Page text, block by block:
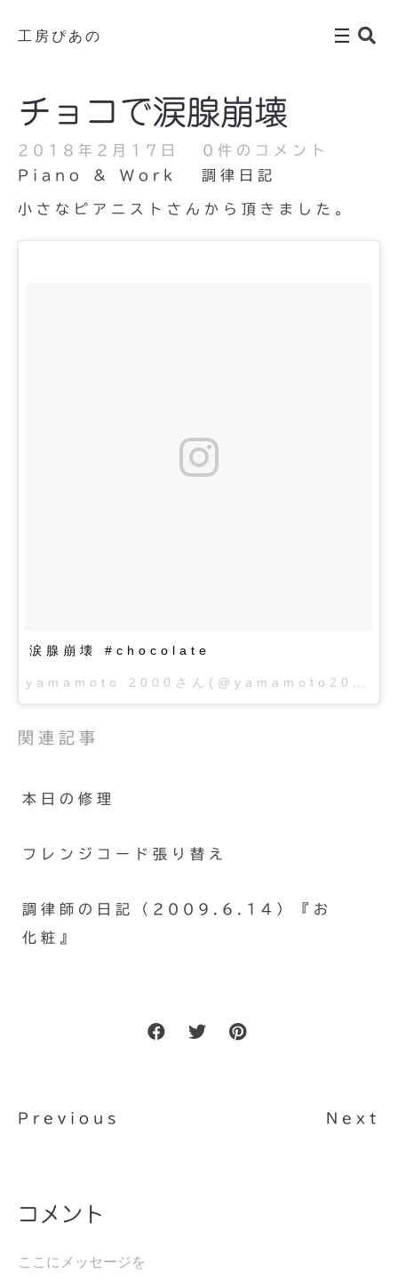
工房ぴあの
チョコで涙腺崩壊
2018年2月17日
0件のコメント
Piano & Work
調律日記
小さなピアニストさんから頂きました。
涙腺崩壊 #chocolate
yamamoto 2000 さん(@yamamoto2000)がシェアした投稿 –
関連記事
本日の修理
フレンジコード張り替え
調律師の日記（2009.6.14）『お
化粧』
Previous Next
コメント